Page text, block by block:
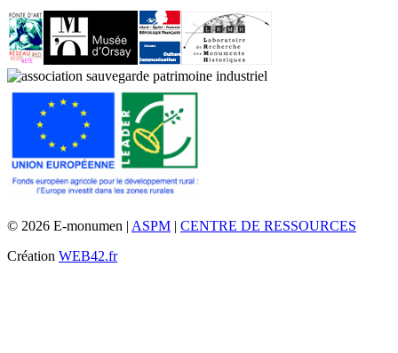
© 2026 E-monumen | ASPM | CENTRE DE RESSOURCES
Création WEB42.fr